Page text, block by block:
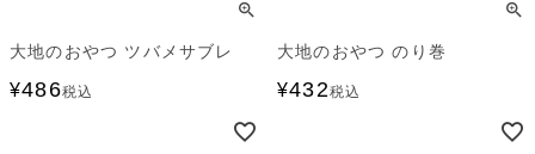
大地のおやつ ツバメサブレ
¥486税込
大地のおやつ のり巻
¥432税込